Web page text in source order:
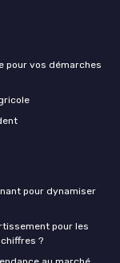
pour vos démarches
pour dynamiser
pour les
?